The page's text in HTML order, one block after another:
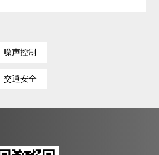
噪声控制
交通安全